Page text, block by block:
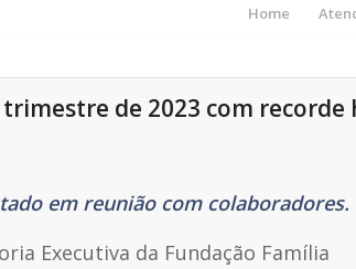
Home
trimestre de 2023 com
em reunião com colaboradores.
Executiva da Fundação Família